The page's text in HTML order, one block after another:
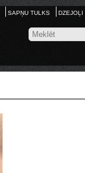
SAPŅU TULKS DZEJOĻI